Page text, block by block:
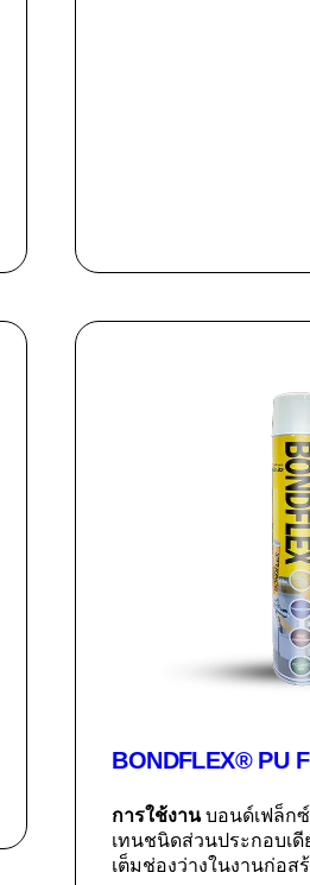
BONDFLEX® PU
การใช้งานบอนด์เฟล็ก
เทนชนิดส่วนประกอบเดี
เต็มช่องว่างในงานก่อส